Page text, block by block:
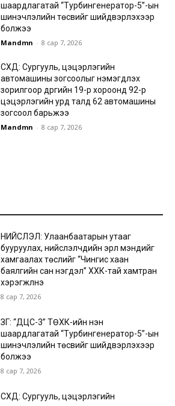
шаардлагатай “Турбингенератор-5”-ын
шинэчлэлийн төсвийг шийдвэрлэхээр
болжээ
Mandmn - 8 сар 7, 2026
СХД: Сургууль, цэцэрлэгийн
автомашины зогсоолыг нэмэгдүүлэх
зорилгоор дүүргийн 19-р хороонд 92-р
цэцэрлэгийн урд талд 62 автомашины
зогсоол барьжээ
Mandmn - 8 сар 7, 2026
НИЙСЛЭЛ: Улаанбаатарын утааг
бууруулах, нийслэлчүүдийн эрүүл мэндийг
хамгаалах төслийг “Чингис хаан
баялгийн сан нэгдэл” ХХК-тай хамтран
хэрэгжүүлнэ
8 сар 7, 2026
ЗГ: “ДЦС-3” ТӨХК-ийн нэн
шаардлагатай “Турбингенератор-5”-ын
шинэчлэлийн төсвийг шийдвэрлэхээр
болжээ
8 сар 7, 2026
СХД: Сургууль, цэцэрлэгийн